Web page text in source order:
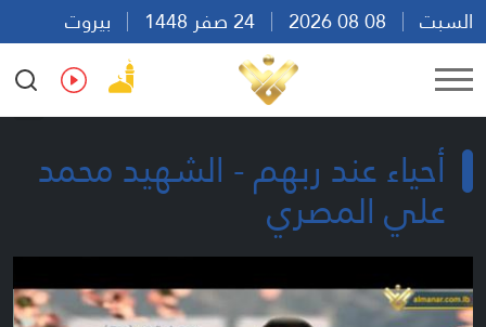
السبت
بيروت
04:52
Ar En Fr Es
أحياء عند ربهم - الشهيد محمد
علي المصري